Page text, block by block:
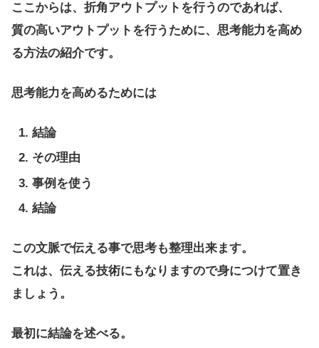
ここからは、折角アウトプットを行うのであれば、
質の高いアウトプットを行うために、思考能力を高め
る方法の紹介です。
思考能力を高めるためには
結論
その理由
事例を使う
結論
この文脈で伝える事で思考も整理出来ます。
これは、伝える技術にもなりますので身につけて置き
ましょう。
最初に結論を述べる。